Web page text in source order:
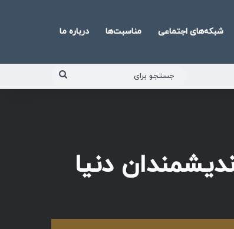
شبکه‌های اجتماعی مناسبت‌ها درباره ما
دنیا